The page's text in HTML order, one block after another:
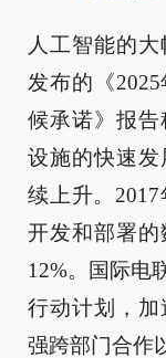
人工智能的
发布的《
候承诺》报
设施的快速
续上升。
开发和部署
12%。国际电
行动计划，加
强跨部门合作